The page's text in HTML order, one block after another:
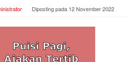
Diposting pada 12 November 2022